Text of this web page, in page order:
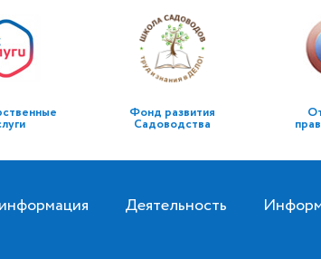
Фонд развития
Садоводства
Деятельность